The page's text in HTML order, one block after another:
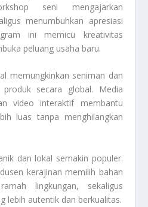
seni mengajarkan
menumbuhkan apresiasi
ini memicu kreativitas
peluang usaha baru.
memungkinkan seniman dan
produk secara global. Media
video interaktif membantu
luas tanpa menghilangkan
dan lokal semakin populer.
kerajinan memilih bahan
lingkungan, sekaligus
lebih autentik dan berkualitas.